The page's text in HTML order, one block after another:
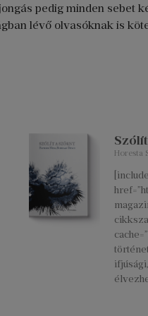
pedig minden sebet
lévő olvasóknak is
Horesta